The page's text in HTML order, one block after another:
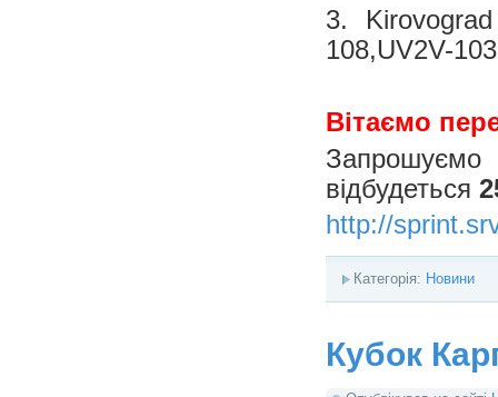
3.
108,UV2V-
Вітаємо
відбудеться
http://
Категорія: Новини
Кубок